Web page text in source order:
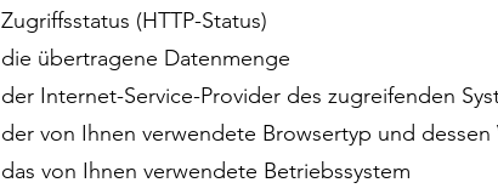
Zugriffsstatus (HTTP-Status)
die übertragene Datenmenge
der Internet-Service-Provider des zugreifenden
der von Ihnen verwendete Browsertyp und dessen
das von Ihnen verwendete Betriebssystem